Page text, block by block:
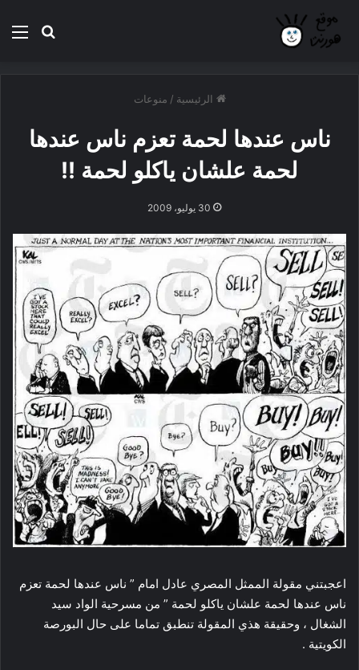
بحث
الرئيسية / منوعات
ناس عندها لحمة تعزم ناس عندها
لحمة علشان ياكلو لحمة !!
30 يوليو، 2009
اعجبتني مقولة الممثل المصري عادل امام ” ناس عندها لحمة تعزم
ناس عندها لحمة علشان ياكلو لحمة ” من مسرحية الواد سيد
الشغال ، وحقيقة هذي المقولة تنطبق تماما على حال البورصة
الكويتية .